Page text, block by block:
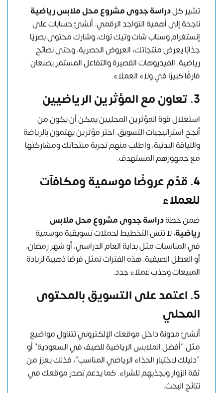
تشير كلدراسة جدوى مشروع محل ملابس رياضية
ناجحة إلى أهمية التواجد الرقمي. أنشئ حسابات على
إنستغرام وسناب شات وتيك توك، وشارك محتوى بصريًا
جذابًا يعرض منتجاتك، العروض الحصرية، وحتى نصائح
رياضية. الفيديوهات القصيرة والتفاعل المستمر يصنعان
فارقًا كبيرًا في ولاء العملاء.
3. تعاون مع المؤثرين الرياضيين
استغلال قوة المؤثرين المحليين يمكن أن يكون من
أنجح استراتيجيات التسويق. اختر مؤثرين يهتمون بالرياضة
واللياقة البدنية، واطلب منهم تجربة منتجاتك ومشاركتها
مع جمهورهم المستهدف.
4. قدّم عروضًا موسمية ومكافآت
للعملاء
ضمن خطةدراسة جدوى مشروع محل ملابس
رياضية، لا تنسَ التخطيط لحملات تسويقية موسمية
في المناسبات مثل بداية العام الدراسي، أو شهر رمضان،
أو العطل الصيفية. هذه الفترات تمثل فرصًا ذهبية لزيادة
المبيعات وجذب عملاء جدد.
5. اعتمد على التسويق بالمحتوى
المحلي
أنشئ مدونة داخل موقعك الإلكتروني تتناول مواضيع
مثل “أفضل الملابس الرياضية للصيف في السعودية” أو
“دليلك لاختيار الحذاء الرياضي المناسب”، فذلك يعزز من
ثقة الزوار ويجذبهم للشراء. كما يدعم تصدر موقعك في
نتائج البحث.